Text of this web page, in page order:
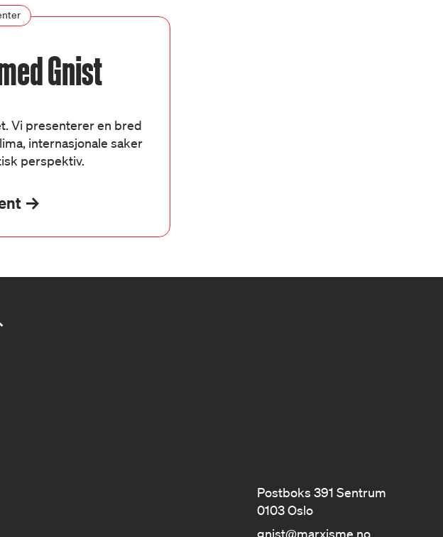
Gnist
Vi presenterer en bred
internasjonale saker
perspektiv.
Postboks 391 Sentrum
0103 Oslo
gnist@marxisme.no